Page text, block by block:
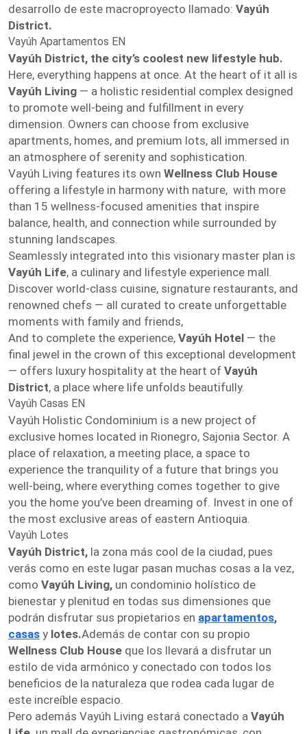
desarrollo de este macroproyecto llamado: Vayúh
District.
Vayúh Apartamentos EN
Vayúh District, the city’s coolest new lifestyle hub.
Here, everything happens at once. At the heart of it all is
Vayúh Living — a holistic residential complex designed
to promote well-being and fulfillment in every
dimension. Owners can choose from exclusive
apartments, homes, and premium lots, all immersed in
an atmosphere of serenity and sophistication.
Vayúh Living features its own Wellness Club House
offering a lifestyle in harmony with nature, with more
than 15 wellness-focused amenities that inspire
balance, health, and connection while surrounded by
stunning landscapes.
Seamlessly integrated into this visionary master plan is
Vayúh Life, a culinary and lifestyle experience mall.
Discover world-class cuisine, signature restaurants, and
renowned chefs — all curated to create unforgettable
moments with family and friends,
And to complete the experience, Vayúh Hotel — the
final jewel in the crown of this exceptional development
— offers luxury hospitality at the heart of Vayúh
District, a place where life unfolds beautifully.
Vayúh Casas EN
Vayúh Holistic Condominium is a new project of
exclusive homes located in Rionegro, Sajonia Sector. A
place of relaxation, a meeting place, a space to
experience the tranquility of a future that brings you
well-being, where everything comes together to give
you the home you’ve been dreaming of. Invest in one of
the most exclusive areas of eastern Antioquia.
Vayúh Lotes
Vayúh District, la zona más cool de la ciudad, pues
verás como en este lugar pasan muchas cosas a la vez,
como Vayúh Living, un condominio holístico de
bienestar y plenitud en todas sus dimensiones que
podrán disfrutar sus propietarios en apartamentos,
casas y lotes.Además de contar con su propio
Wellness Club House que los llevará a disfrutar un
estilo de vida armónico y conectado con todos los
beneficios de la naturaleza que rodea cada lugar de
este increíble espacio.
Pero además Vayúh Living estará conectado a Vayúh